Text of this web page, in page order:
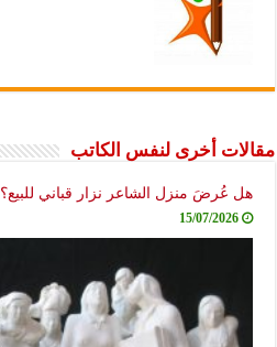
مقالات أخرى لنفس الكاتب
هل عُرضَ منزل الشاعر نزار قباني للبيع؟
15/07/2026